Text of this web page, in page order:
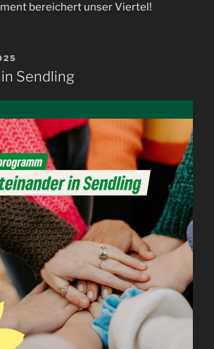
bereichert unser Viertel!
Sendling